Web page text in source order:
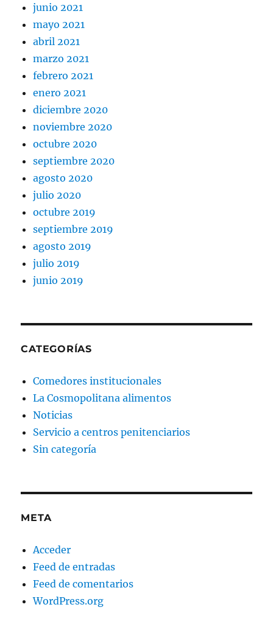
junio 2021
mayo 2021
abril 2021
marzo 2021
febrero 2021
enero 2021
diciembre 2020
noviembre 2020
octubre 2020
septiembre 2020
agosto 2020
julio 2020
octubre 2019
septiembre 2019
agosto 2019
julio 2019
junio 2019
CATEGORÍAS
Comedores institucionales
La Cosmopolitana alimentos
Noticias
Servicio a centros penitenciarios
Sin categoría
META
Acceder
Feed de entradas
Feed de comentarios
WordPress.org